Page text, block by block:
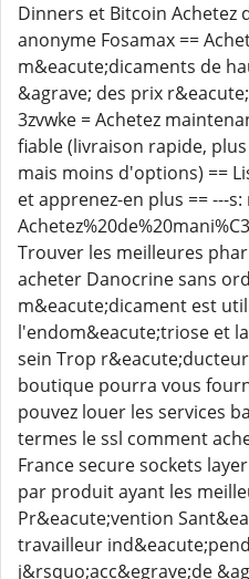
Dinners et Bitcoin Achetez
anonyme Fosamax ==
m&eacute;dicaments de
&agrave; des prix
3zvwke = Achetez
fiable (livraison rapide,
mais moins d'options) ==
et apprenez-en plus == ---
Trouver les meilleures
acheter Danocrine sans
m&eacute;dicament est
l'endom&eacute;triose et
sein Trop
boutique pourra vous
pouvez louer les services
termes le ssl comment
France secure sockets
par produit ayant les
Pr&eacute;vention
travailleur
j&rsquo;acc&egrave;de